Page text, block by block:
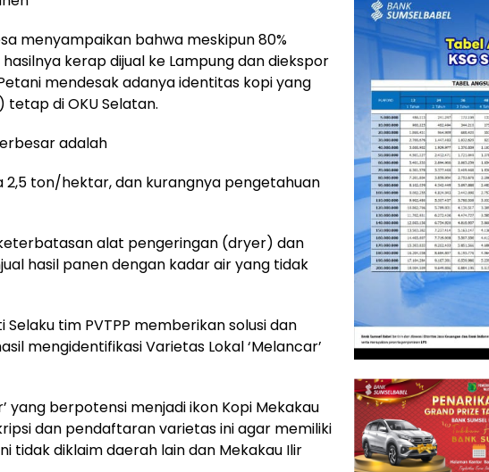
menyampaikan bahwa meskipun 80%
kerap dijual ke Lampung dan diekspor
mendesak adanya identitas kopi yang
di OKU Selatan.
adalah
ton/hektar, dan kurangnya pengetahuan
alat pengeringan (dryer) dan
hasil panen dengan kadar air yang tidak
Selaku tim PVTPP memberikan solusi dan
mengidentifikasi Varietas Lokal ‘Melancar’
yang berpotensi menjadi ikon Kopi Mekakau
dan pendaftaran varietas ini agar memiliki
tidak diklaim daerah lain dan Mekakau Ilir